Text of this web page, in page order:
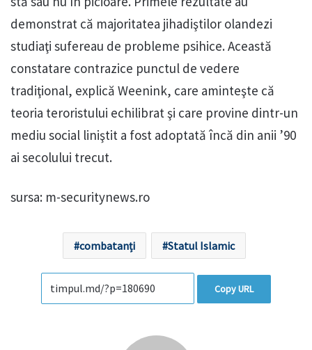
demonstrat că majoritatea jihadiştilor olandezi
studiaţi sufereau de probleme psihice. Această
constatare contrazice punctul de vedere
tradiţional, explică Weenink, care aminteşte că
teoria teroristului echilibrat şi care provine dintr-un
mediu social liniştit a fost adoptată încă din anii ’90
ai secolului trecut.
sursa: m-securitynews.ro
combatanți Statul Islamic
Copy URL